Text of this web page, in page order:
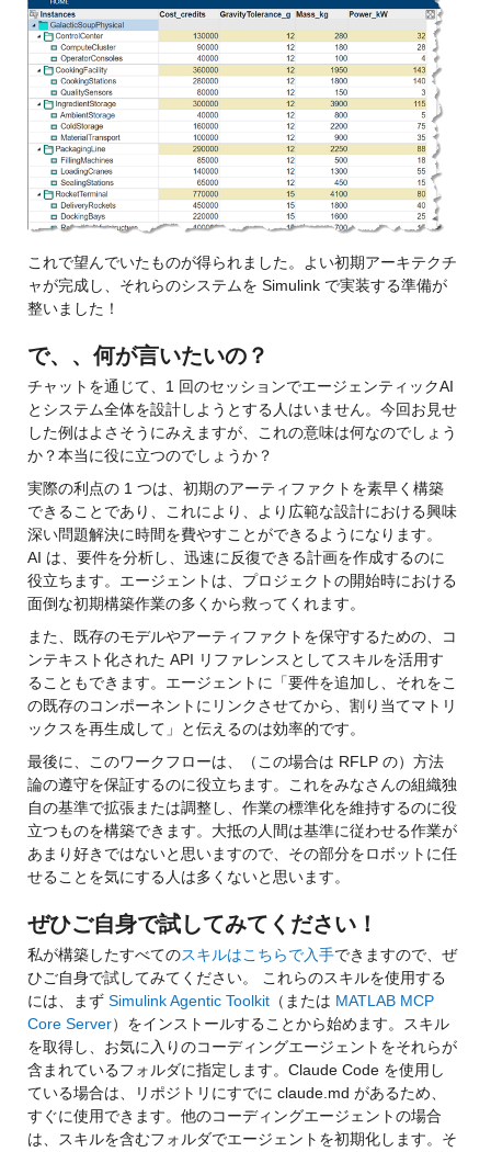
これで望んでいたものが得られました。よい初期アーキテクチ
ャが完成し、それらのシステムを Simulink で実装する準備が
整いました！
で、、何が言いたいの？
チャットを通じて、1 回のセッションでエージェンティックAI
とシステム全体を設計しようとする人はいません。 今回お見せ
した例はよさそうにみえますが、これの意味は何なのでしょう
か？本当に役に立つのでしょうか？
実際の利点の 1 つは、初期のアーティファクトを素早く構築
できることであり、これにより、より広範な設計における興味
深い問題解決に時間を費やすことができるようになります。
AI は、要件を分析し、迅速に反復できる計画を作成するのに
役立ちます。エージェントは、プロジェクトの開始時における
面倒な初期構築作業の多くから救ってくれます。
また、既存のモデルやアーティファクトを保守するための、コ
ンテキスト化された API リファレンスとしてスキルを活用す
ることもできます。 エージェントに「要件を追加し、それをこ
の既存のコンポーネントにリンクさせてから、割り当てマトリ
ックスを再生成して」と伝えるのは効率的です。
最後に、このワークフローは、（この場合は RFLP の）方法
論の遵守を保証するのに役立ちます。これをみなさんの組織独
自の基準で拡張または調整し、作業の標準化を維持するのに役
立つものを構築できます。 大抵の人間は基準に従わせる作業が
あまり好きではないと思いますので、 その部分をロボットに任
せることを気にする人は多くないと思います。
ぜひご自身で試してみてください！
私が構築したすべてのスキルはこちらで入手できますので、ぜ
ひご自身で試してみてください。
これらのスキルを使用する
には、まず Simulink Agentic Toolkit（または MATLAB MCP
Core Server）をインストールすることから始めます。スキル
を取得し、お気に入りのコーディングエージェントをそれらが
含まれているフォルダに指定します。 Claude Code を使用し
ている場合は、リポジトリにすでに claude.md があるため、
すぐに使用できます。他のコーディングエージェントの場合
は、スキルを含むフォルダでエージェントを初期化します。 そ